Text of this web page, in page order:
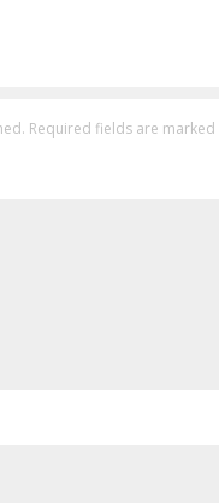
Required fields are marked